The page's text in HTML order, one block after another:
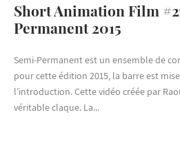
Short Animation Film
Permanent 2015
Semi-Permanent est un ensemble de
pour cette édition 2015, la barre est
l’introduction. Cette vidéo créée par
véritable claque. La...